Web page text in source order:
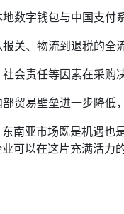
数字钱包与中国支付
关、物流到退税的全
会责任等因素在采购
贸易壁垒进一步降低
南亚市场既是机遇
可以在这片充满活力